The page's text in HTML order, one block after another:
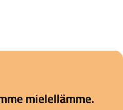
mielellämme.